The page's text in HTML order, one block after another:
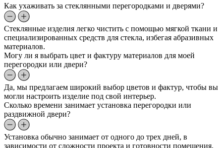
Как ухаживать за стеклянными перегородками и дверями?
Стеклянные изделия легко чистить с помощью мягкой ткани и
специализированных средств для стекла, избегая абразивных
материалов.
Могу ли я выбрать цвет и фактуру материалов для моей
перегородки или двери?
Да, мы предлагаем широкий выбор цветов и фактур, чтобы вы
могли настроить изделие под свой интерьер.
Сколько времени занимает установка перегородки или
раздвижной двери?
Установка обычно занимает от одного до трех дней, в
зависимости от сложности проекта и готовности помещения.